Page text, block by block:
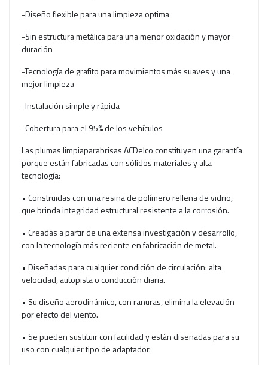
-Diseño flexible para una limpieza optima
-Sin estructura metálica para una menor oxidación y mayor
duración
-Tecnología de grafito para movimientos más suaves y una
mejor limpieza
-Instalación simple y rápida
-Cobertura para el 95% de los vehículos
Las plumas limpiaparabrisas ACDelco constituyen una garantía
porque están fabricadas con sólidos materiales y alta
tecnología:
• Construidas con una resina de polímero rellena de vidrio,
que brinda integridad estructural resistente a la corrosión.
• Creadas a partir de una extensa investigación y desarrollo,
con la tecnología más reciente en fabricación de metal.
• Diseñadas para cualquier condición de circulación: alta
velocidad, autopista o conducción diaria.
• Su diseño aerodinámico, con ranuras, elimina la elevación
por efecto del viento.
• Se pueden sustituir con facilidad y están diseñadas para su
uso con cualquier tipo de adaptador.